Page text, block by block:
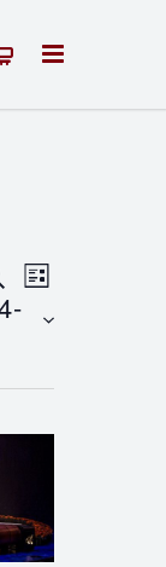
Navigation
de
LISTE